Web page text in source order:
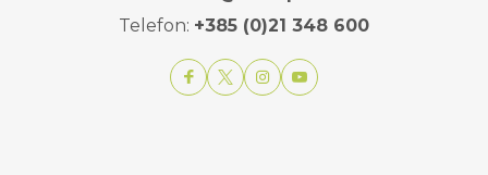
Telefon: +385 (0)21 348 600